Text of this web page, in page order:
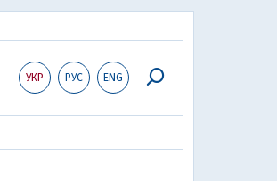
УКР РУС ENG